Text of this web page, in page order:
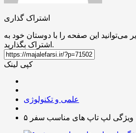
اشتراک گذاری
می‌توانید این صفحه را با دوستان خود به
اشتراک بگذارید.
کپی لینک
علمی و تکنولوژی
۵ ویژگی لپ تاپ های مناسب سفر